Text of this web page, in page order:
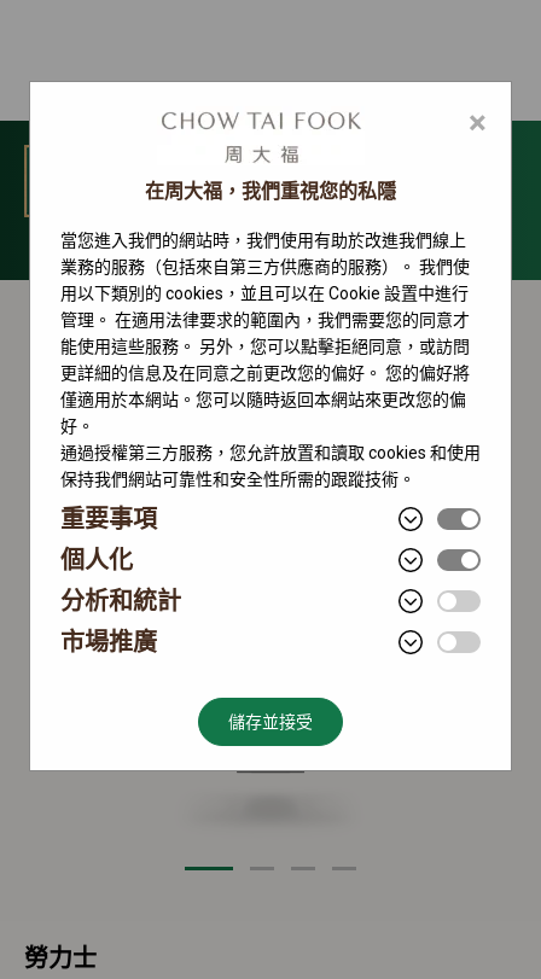
選單
Yacht-Master 系列
勞力士
×
在周大福，我們重視您的私隱
當您進入我們的網站時，我們使用有助於改進我們線上
業務的服務（包括來自第三方供應商的服務）。 我們使
用以下類別的 cookies，並且可以在 Cookie 設置中進行
管理。 在適用法律要求的範圍內，我們需要您的同意才
能使用這些服務。 另外，您可以點擊拒絕同意，或訪問
更詳細的信息及在同意之前更改您的偏好。 您的偏好將
僅適用於本網站。您可以隨時返回本網站來更改您的偏
好。
通過授權第三方服務，您允許放置和讀取 cookies 和使用
保持我們網站可靠性和安全性所需的跟蹤技術。
重要事項
個人化
分析和統計
市場推廣
儲存並接受